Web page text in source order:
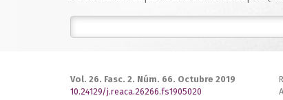
Vol. 26. Fasc. 2. Núm. 66. Octubre 2019
10.24129/j.reaca.26266.fs1905020